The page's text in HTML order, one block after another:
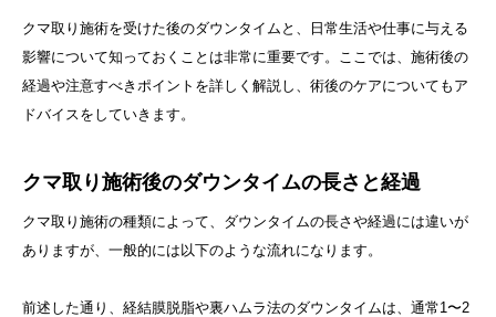
クマ取り施術を受けた後のダウンタイムと、日常生活や仕事に与える
影響について知っておくことは非常に重要です。ここでは、施術後の
経過や注意すべきポイントを詳しく解説し、術後のケアについてもア
ドバイスをしていきます。
クマ取り施術後のダウンタイムの長さと経過
クマ取り施術の種類によって、ダウンタイムの長さや経過には違いが
ありますが、一般的には以下のような流れになります。
前述した通り、経結膜脱脂や裏ハムラ法のダウンタイムは、通常1〜2